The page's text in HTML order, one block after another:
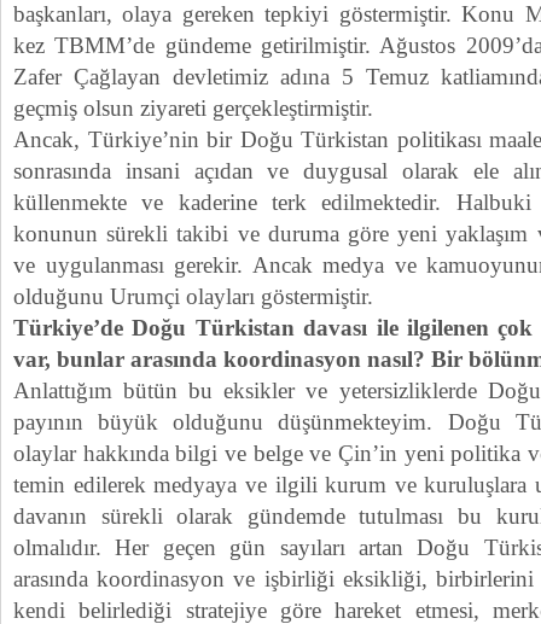
başkanları, olaya gereken tepkiyi göstermiştir. Konu
kez TBMM’de gündeme getirilmiştir. Ağustos
Zafer Çağlayan devletimiz adına 5 Temuz
geçmiş olsun ziyareti gerçekleştirmiştir.
Ancak, Türkiye’nin bir Doğu Türkistan politikası
sonrasında insani açıdan ve duygusal olarak ele
küllenmekte ve kaderine terk edilmektedir. Halbuki
konunun sürekli takibi ve duruma göre yeni yaklaşım
ve uygulanması gerekir. Ancak medya ve
olduğunu Urumçi olayları göstermiştir.
Türkiye’de Doğu Türkistan davası ile ilgilenen çok
var, bunlar arasında koordinasyon nasıl? Bir
Anlattığım bütün bu eksikler ve yetersizliklerde
payının büyük olduğunu düşünmekteyim. Doğu
olaylar hakkında bilgi ve belge ve Çin’in yeni politika
temin edilerek medyaya ve ilgili kurum ve kuruluşlara
davanın sürekli olarak gündemde tutulması bu
olmalıdır. Her geçen gün sayıları artan Doğu
arasında koordinasyon ve işbirliği eksikliği,
kendi belirlediği stratejiye göre hareket etmesi,